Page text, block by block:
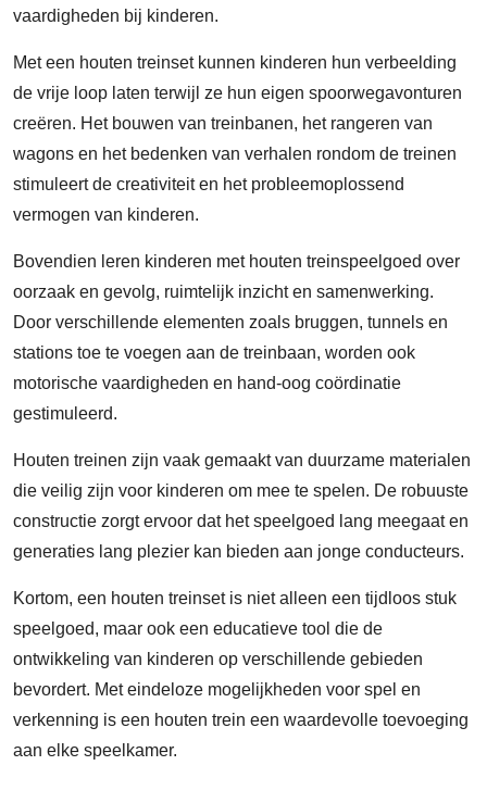
vaardigheden bij kinderen.
Met een houten treinset kunnen kinderen hun verbeelding
de vrije loop laten terwijl ze hun eigen spoorwegavonturen
creëren. Het bouwen van treinbanen, het rangeren van
wagons en het bedenken van verhalen rondom de treinen
stimuleert de creativiteit en het probleemoplossend
vermogen van kinderen.
Bovendien leren kinderen met houten treinspeelgoed over
oorzaak en gevolg, ruimtelijk inzicht en samenwerking.
Door verschillende elementen zoals bruggen, tunnels en
stations toe te voegen aan de treinbaan, worden ook
motorische vaardigheden en hand-oog coördinatie
gestimuleerd.
Houten treinen zijn vaak gemaakt van duurzame materialen
die veilig zijn voor kinderen om mee te spelen. De robuuste
constructie zorgt ervoor dat het speelgoed lang meegaat en
generaties lang plezier kan bieden aan jonge conducteurs.
Kortom, een houten treinset is niet alleen een tijdloos stuk
speelgoed, maar ook een educatieve tool die de
ontwikkeling van kinderen op verschillende gebieden
bevordert. Met eindeloze mogelijkheden voor spel en
verkenning is een houten trein een waardevolle toevoeging
aan elke speelkamer.